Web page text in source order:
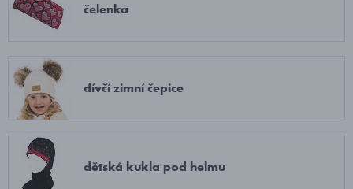
čelenka
dívčí zimní čepice
dětská kukla pod helmu